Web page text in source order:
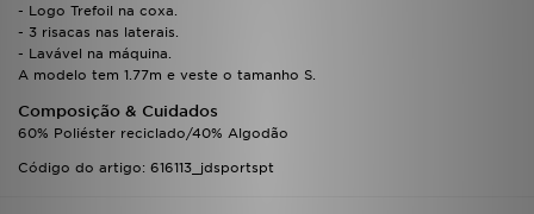
- Logo Trefoil na coxa.
- 3 risacas nas laterais.
- Lavável na máquina.
A modelo tem 1.77m e veste o tamanho S.
Composição & Cuidados
60% Poliéster reciclado/40% Algodão
Código do artigo: 616113_jdsportspt